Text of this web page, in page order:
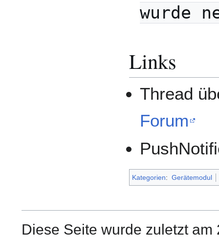
wurde
Links
Thread
Forum
Kategorien: Gerätemodul
Diese Seite wurde zuletzt